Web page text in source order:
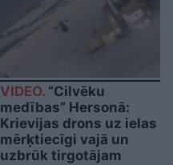
VIDEO. “Cilvēku
medības” Hersonā:
Krievijas drons uz ielas
mērķtiecīgi vajā un
uzbrūk tirgotājam